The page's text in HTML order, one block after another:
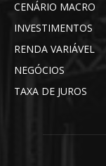
CENÁRIO MACRO
INVESTIMENTOS
RENDA VARIÁVEL
NEGÓCIOS
TAXA DE JUROS